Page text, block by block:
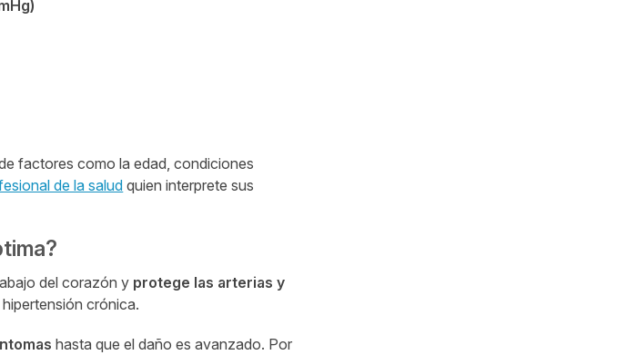
factores como la edad, condiciones
de la salud quien interprete sus
del corazón y protege las arterias y
crónica.
hasta que el daño es avanzado. Por